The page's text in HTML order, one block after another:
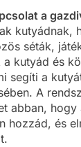
a
kutyádnak,
séták,
kutyád és
segíti a
A
abban, hogy
hozzád, és